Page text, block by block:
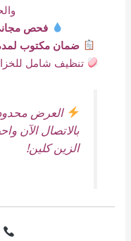
فحص
ضمان مكتوب لمدة 10
تنظيف شامل
العرض
بالاتصال
الزين كلين!